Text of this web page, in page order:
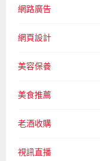
網路廣告
網頁設計
美容保養
美食推薦
老酒收購
視訊直播